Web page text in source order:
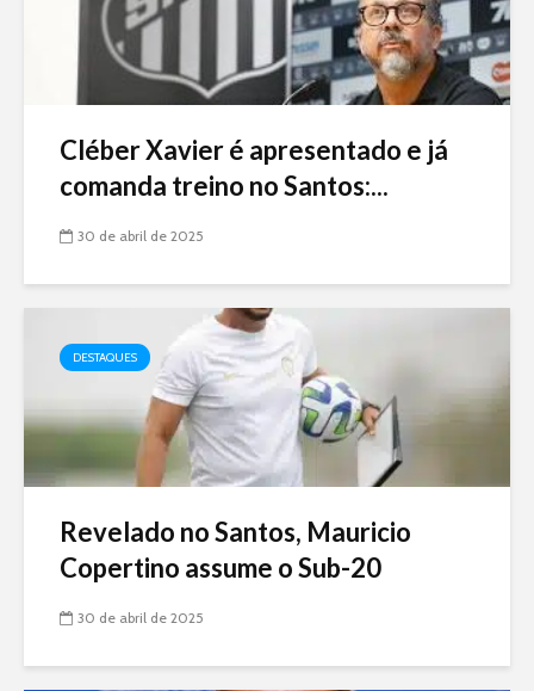
Cléber Xavier é apresentado e já
comanda treino no Santos:...
30 de abril de 2025
DESTAQUES
Revelado no Santos, Mauricio
Copertino assume o Sub-20
30 de abril de 2025